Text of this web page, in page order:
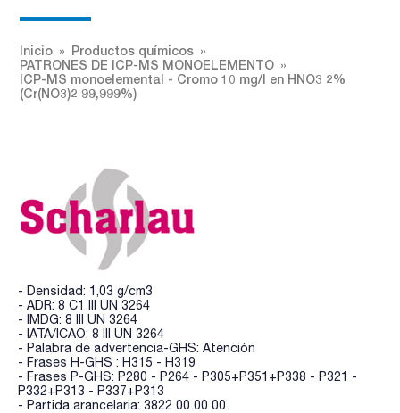
Inicio
Productos químicos
PATRONES DE ICP-MS MONOELEMENTO
ICP-MS monoelemental - Cromo 10 mg/l en HNO3 2%
(Cr(NO3)2 99,999%)
- Densidad: 1,03 g/cm3
- ADR: 8 C1 III UN 3264
- IMDG: 8 III UN 3264
- IATA/ICAO: 8 III UN 3264
- Palabra de advertencia-GHS: Atención
- Frases H-GHS : H315 - H319
- Frases P-GHS: P280 - P264 - P305+P351+P338 - P321 -
P332+P313 - P337+P313
- Partida arancelaria: 3822 00 00 00